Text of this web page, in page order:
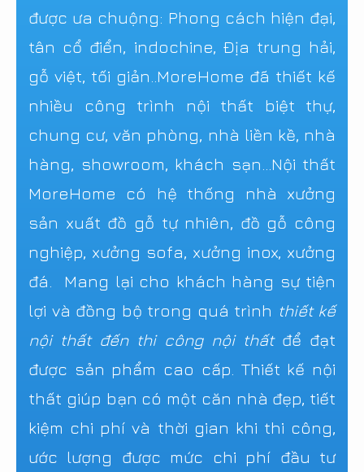
được ưa chuộng: Phong cách hiện đại,
tân cổ điển, indochine, Địa trung hải,
gỗ việt, tối giản..MoreHome đã thiết kế
nhiều công trình nội thất biệt thự,
chung cư, văn phòng, nhà liền kề, nhà
hàng, showroom, khách sạn...Nội thất
MoreHome có hệ thống nhà xưởng
sản xuất đồ gỗ tự nhiên, đồ gỗ công
nghiệp, xưởng sofa, xưởng inox, xưởng
đá. Mang lại cho khách hàng sự tiện
lợi và đồng bộ trong quá trình thiết kế
nội thất đến thi công nội thấtđể đạt
được sản phẩm cao cấp. Thiết kế nội
thất giúp bạn có một căn nhà đẹp, tiết
kiệm chi phí và thời gian khi thi công,
ước lượng được mức chi phí đầu tư